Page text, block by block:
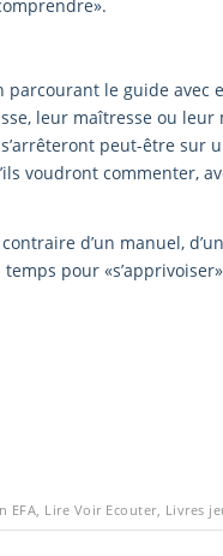
parcourant le guide
leur maîtresse ou
peut-être sur
voudront commenter,
d’un manuel,
pour
EFA, Lire Voir Ecouter, Livres